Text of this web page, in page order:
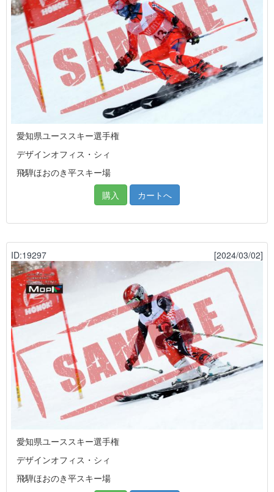
愛知県ユーススキー選手権
デザインオフィス・シィ
飛騨ほおのき平スキー場
購入
カートへ
ID:19297 [2024/03/02]
愛知県ユーススキー選手権
デザインオフィス・シィ
飛騨ほおのき平スキー場